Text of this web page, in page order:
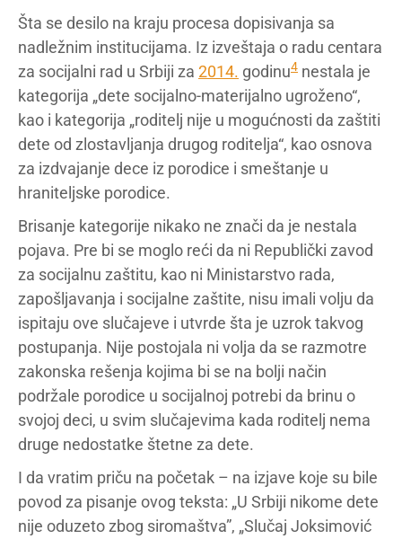
Šta se desilo na kraju procesa dopisivanja sa
nadležnim institucijama. Iz izveštaja o radu centara
za socijalni rad u Srbiji za 2014. godinu4 nestala je
kategorija „dete socijalno-materijalno ugroženo“,
kao i kategorija „roditelj nije u mogućnosti da zaštiti
dete od zlostavljanja drugog roditelja“, kao osnova
za izdvajanje dece iz porodice i smeštanje u
hraniteljske porodice.
Brisanje kategorije nikako ne znači da je nestala
pojava. Pre bi se moglo reći da ni Republički zavod
za socijalnu zaštitu, kao ni Ministarstvo rada,
zapošljavanja i socijalne zaštite, nisu imali volju da
ispitaju ove slučajeve i utvrde šta je uzrok takvog
postupanja. Nije postojala ni volja da se razmotre
zakonska rešenja kojima bi se na bolji način
podržale porodice u socijalnoj potrebi da brinu o
svojoj deci, u svim slučajevima kada roditelj nema
druge nedostatke štetne za dete.
I da vratim priču na početak – na izjave koje su bile
povod za pisanje ovog teksta: „U Srbiji nikome dete
nije oduzeto zbog siromaštva”, „Slučaj Joksimović